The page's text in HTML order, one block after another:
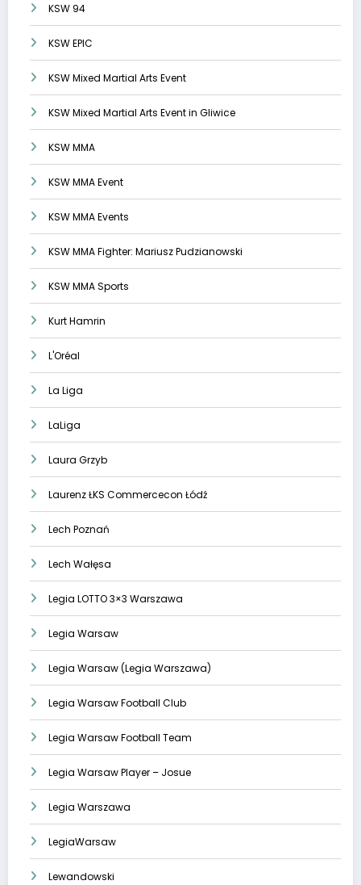
KSW 94
KSW EPIC
KSW Mixed Martial Arts Event
KSW Mixed Martial Arts Event in Gliwice
KSW MMA
KSW MMA Event
KSW MMA Events
KSW MMA Fighter: Mariusz Pudzianowski
KSW MMA Sports
Kurt Hamrin
L'Oréal
La Liga
LaLiga
Laura Grzyb
Laurenz ŁKS Commercecon Łódź
Lech Poznań
Lech Wałęsa
Legia LOTTO 3×3 Warszawa
Legia Warsaw
Legia Warsaw (Legia Warszawa)
Legia Warsaw Football Club
Legia Warsaw Football Team
Legia Warsaw Player – Josue
Legia Warszawa
LegiaWarsaw
Lewandowski